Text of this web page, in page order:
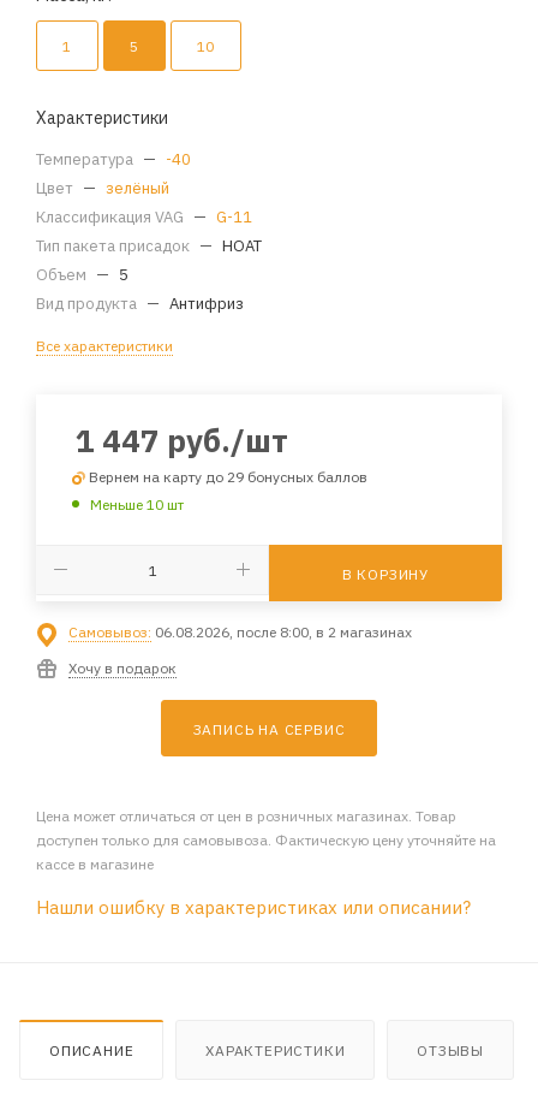
1 5 10
Характеристики
Температура — -40
Цвет — зелёный
Классификация VAG — G-11
Тип пакета присадок — HOAT
Объем — 5
Вид продукта — Антифриз
Все характеристики
1 447 руб./шт
Вернем на карту до 29 бонусных баллов
Меньше 10 шт
В КОРЗИНУ
Самовывоз: 06.08.2026, после 8:00, в 2 магазинах
Хочу в подарок
ЗАПИСЬ НА СЕРВИС
Цена может отличаться от цен в розничных магазинах. Товар
доступен только для самовывоза. Фактическую цену уточняйте на
кассе в магазине
Нашли ошибку в характеристиках или описании?
ОПИСАНИЕ ХАРАКТЕРИСТИКИ ОТЗЫВЫ